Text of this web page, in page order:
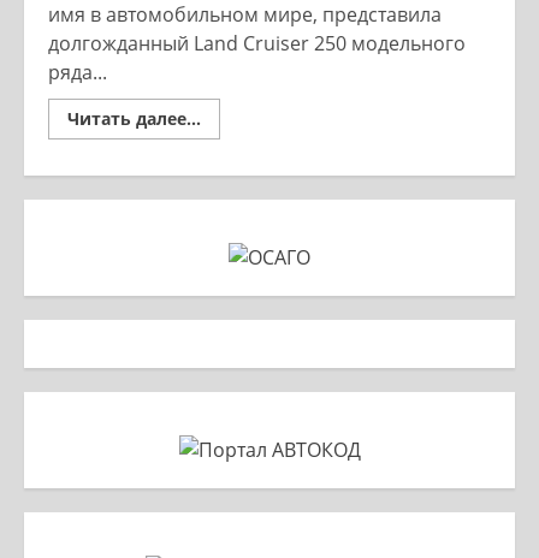
имя в автомобильном мире, представила
долгожданный Land Cruiser 250 модельного
ряда...
Читать далее...
more
250
стиль.